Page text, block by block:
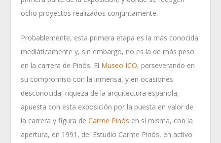
ocho proyectos realizados conjuntamente.
Probablemente, esta primera etapa es la más conocida
mediáticamente y, sin embargo, no es la de más peso
en la carrera de Pinós. El Museo ICO, perseverando en
su compromiso con la inmensa, y en ocasiones
desconocida, riqueza de la arquitectura española,
apuesta con esta exposición por la puesta en valor de
la carrera y figura deCarme Pinós en sí misma, con la
apertura, en 1991, del Estudio Carme Pinós, en activo